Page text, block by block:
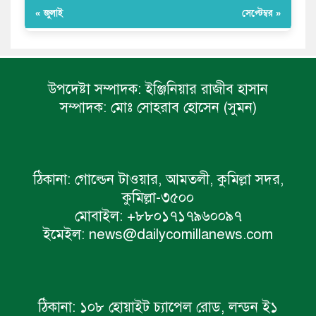
« জুলাই সেপ্টেম্বর »
উপদেষ্টা সম্পাদক: ইঞ্জিনিয়ার রাজীব হাসান
সম্পাদক: মোঃ সোহরাব হোসেন (সুমন)
ঠিকানা: গোল্ডেন টাওয়ার, আমতলী, কুমিল্লা সদর,
কুমিল্লা-৩৫০০
মোবাইল: +৮৮০১৭১৭৯৬০০৯৭
ইমেইল: news@dailycomillanews.com
ঠিকানা: ১০৮ হোয়াইট চ্যাপেল রোড, লন্ডন ই১